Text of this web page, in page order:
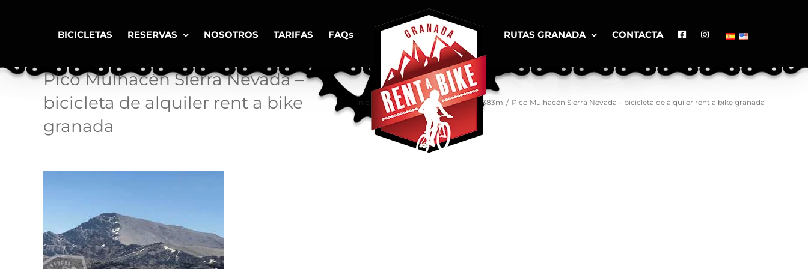
BICICLETAS RESERVAS NOSOTROS TARIFAS FAQs RUTAS GRANADA CONTACTA
Pico Mulhacén Sierra Nevada –
bicicleta de alquiler rent a bike
granada
Inicio De Granada al Pico Veleta 3383m / Pico Mulhacén Sierra Nevada – bicicleta de alquiler rent a bike granada